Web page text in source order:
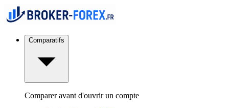
Comparatifs
Comparer avant d'ouvrir un compte